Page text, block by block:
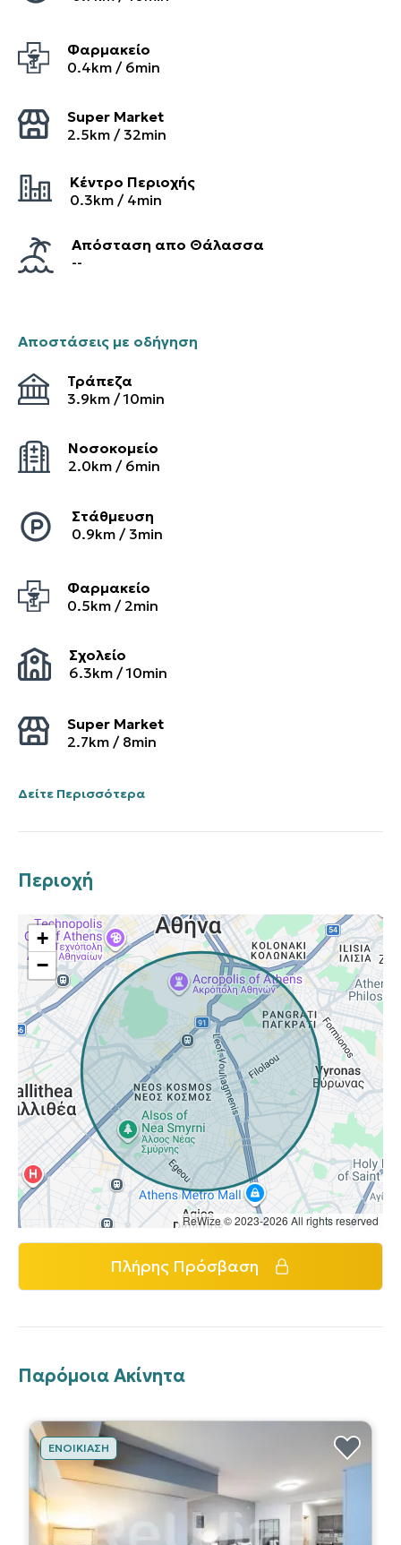
Φαρμακείο
0.4km / 6min
Super Market
2.5km / 32min
Κέντρο Περιοχής
0.3km / 4min
Απόσταση απο Θάλασσα
--
Αποστάσεις με οδήγηση
Τράπεζα
3.9km /10min
Νοσοκομείο
2.0km / 6min
Στάθμευση
0.9km / 3min
Φαρμακείο
0.5km / 2min
Σχολείο
6.3km /10min
Super Market
2.7km / 8min
Δείτε Περισσότερα
Περιοχή
+
−
ReWize © 2023-2026 All rights reserved
Πλήρης Πρόσβαση
Παρόμοια Ακίνητα
ΕΝΟΙΚΊΑΣΗ